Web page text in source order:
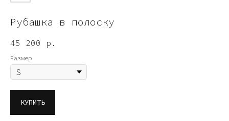
Рубашка в полоску
45 200 р.
Размер
КУПИТЬ